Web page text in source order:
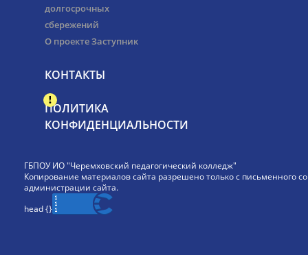
долгосрочных
сбережений
О проекте Заступник
КОНТАКТЫ
ПОЛИТИКА
КОНФИДЕНЦИАЛЬНОСТИ
ГБПОУ ИО "Черемховский педагогический колледж"
Копирование материалов сайта разрешено только с письменного
администрации сайта.
head {}